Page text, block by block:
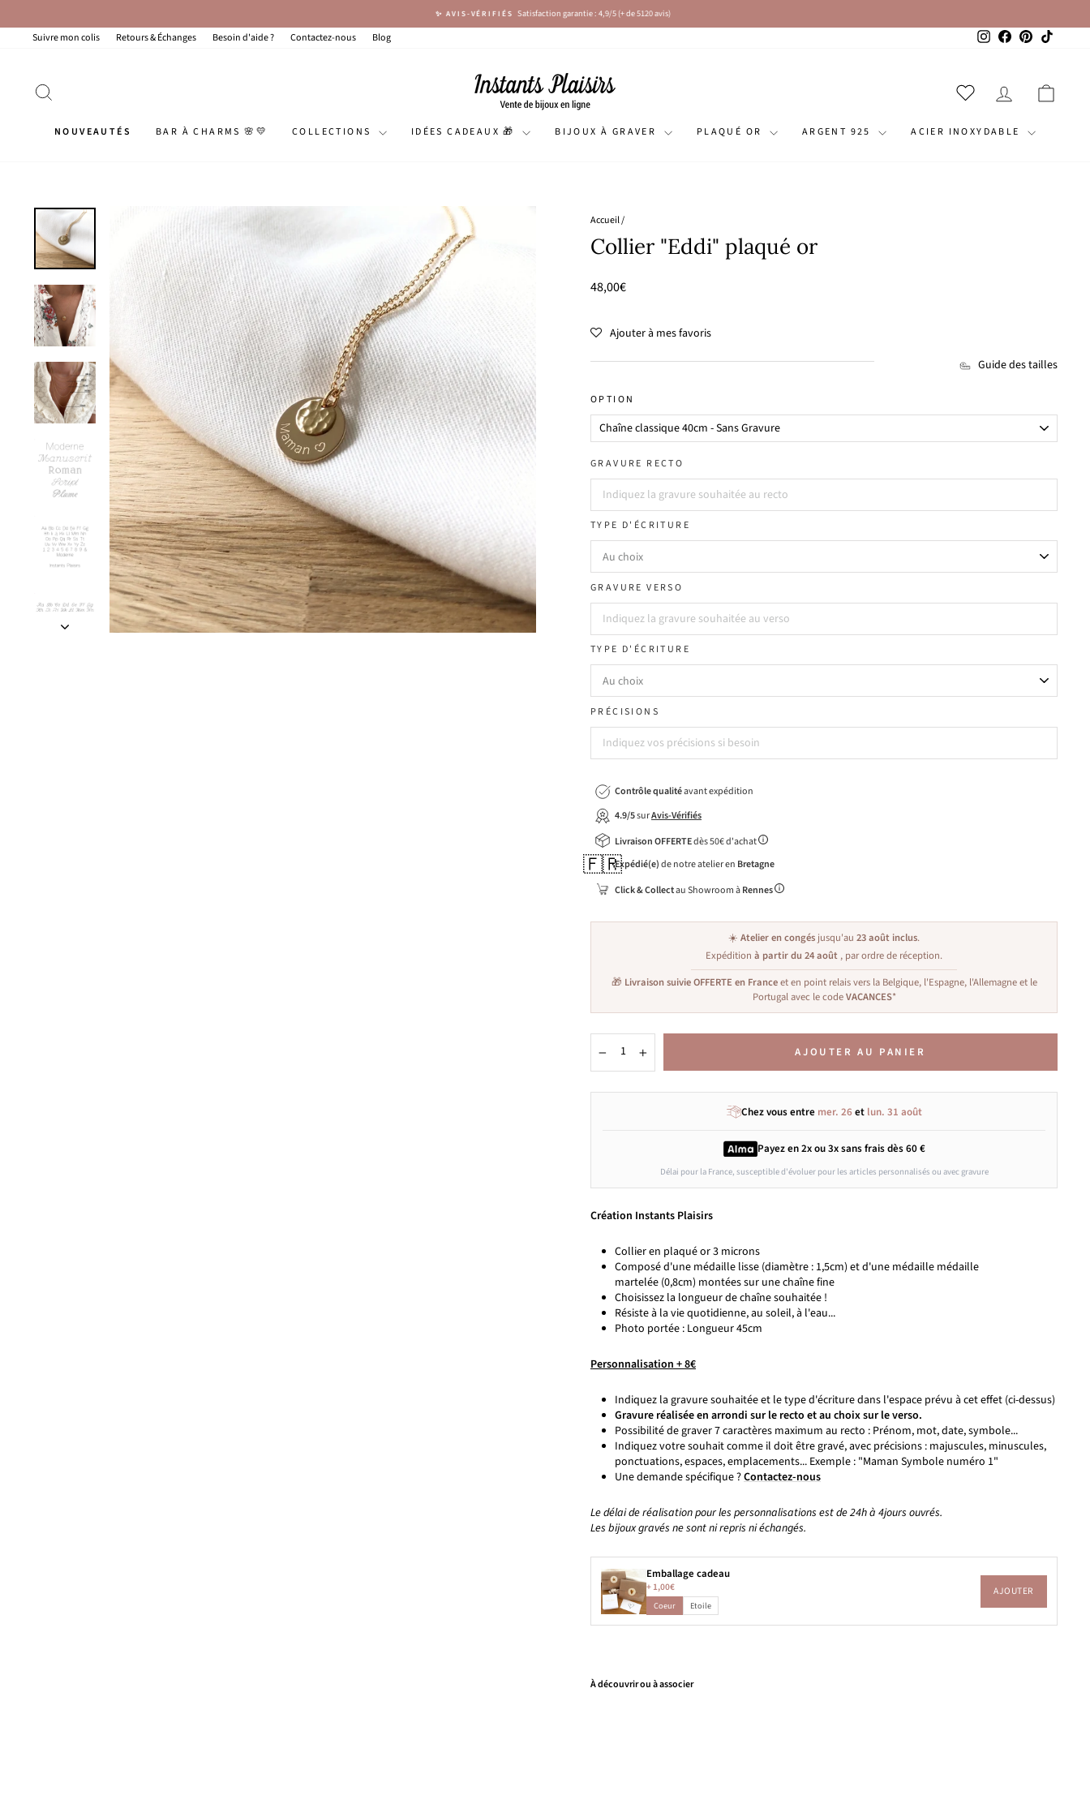
contenu
Diaporama
✨ AVIS-VÉRIFIÉS Satisfaction garantie : 4,9/5 (+ de 5120 avis)
Suivre mon colis Retours & Échanges Besoin d'aide ? Contactez-nous Blog InstagramFacebook
Pinterest
SE
NOUVEAUTÉS BAR À CHARMS 🌸💛 COLLECTIONS IDÉES CADEAUX 🎁 BIJOUX À GRAVER PLAQUÉ OR ARGENT 925 ACIER INOXYDABLE
Accueil/
Collier "Eddi" plaqué or
Prix
48,00€
Ajouter à mes favoris
Guide des tailles
OPTION
GRAVURE RECTO
TYPE D'ÉCRITURE
GRAVURE VERSO
TYPE D'ÉCRITURE
PRÉCISIONS
Contrôle qualitéavant expédition
4.9/5surAvis-Vérifiés
Livraison OFFERTEdès 50€ d'achat
🇫🇷Expédié(e)de notre atelier en Bretagne
Click & Collectau Showroom àRennes
☀️ Atelier en congés jusqu'au 23 août inclus.
Expédition à partir du 24 août , par ordre de réception.
🎁 Livraison suivie OFFERTE en Franceet en point relais vers la Belgique, l'Espagne, l'Allemagne et le
Portugal avec le codeVACANCES*
+
AJOUTER AU PANIER
Chez vous entre mer. 26et lun. 31 août
Payez en 2x ou 3xsans fraisdès 60 €
Délai pour la France, susceptible d'évoluer pour les articles personnalisés ou avec gravure
Création Instants Plaisirs
Collier en plaqué or 3 microns
Composé d'une médaille lisse (diamètre : 1,5cm) et d'une médaille médaille
martelée (0,8cm) montées sur une chaîne fine
Choisissez la longueur de chaîne souhaitée !
Résiste à la vie quotidienne, au soleil, à l'eau...
Photo portée : Longueur 45cm
Personnalisation + 8€
Indiquez la gravure souhaitée et le type d'écriture dans l'espace prévu à cet effet (ci-dessus)
Gravure réalisée en arrondi sur le recto et au choix sur le verso.
Possibilité de graver 7 caractères maximum au recto : Prénom, mot, date, symbole...
Indiquez votre souhait comme il doit être gravé, avec précisions : majuscules, minuscules,
ponctuations, espaces, emplacements... Exemple : "Maman Symbole numéro 1"
Une demande spécifique ?Contactez-nous
Le délai de réalisation pour les personnalisations est de 24h à 4jours ouvrés.
Les bijoux gravés ne sont ni repris ni échangés.
Emballage cadeau
+1,00€
Coeur Etoile
AJOUTER
À découvrir ou à associer